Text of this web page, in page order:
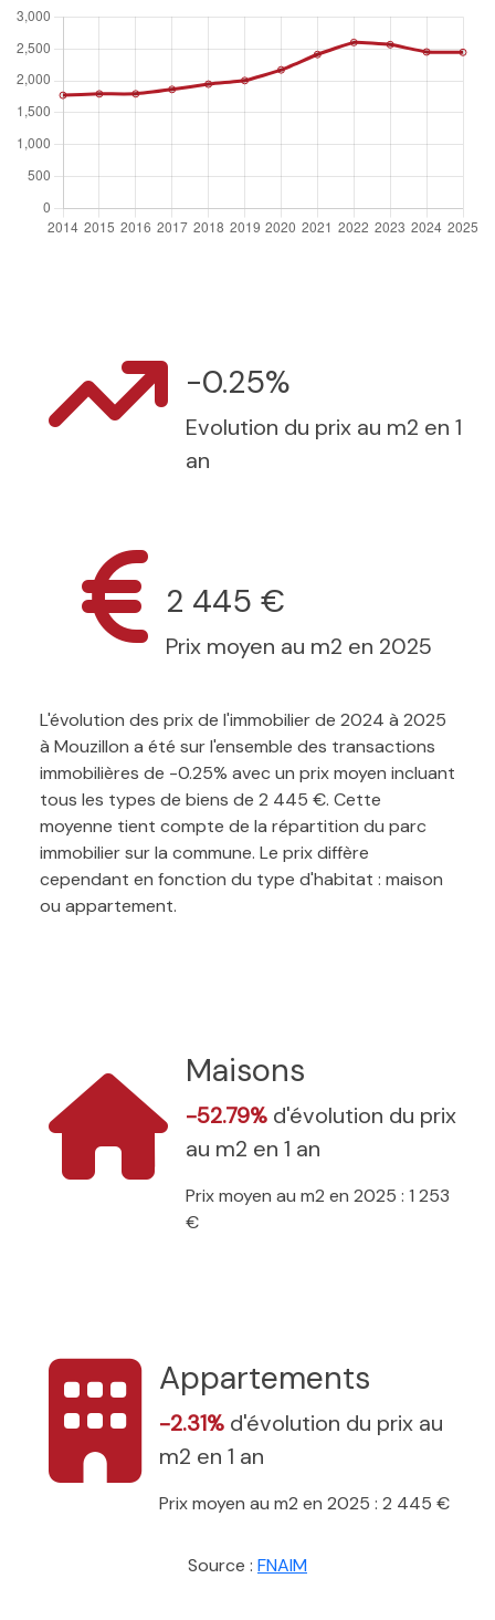
-0.25%
Evolution du prix au m2 en 1
an
2 445 €
Prix moyen au m2 en 2025
L'évolution des prix de l'immobilier de 2024 à 2025
à Mouzillon a été sur l'ensemble des transactions
immobilières de -0.25% avec un prix moyen incluant
tous les types de biens de 2 445 €. Cette
moyenne tient compte de la répartition du parc
immobilier sur la commune. Le prix diffère
cependant en fonction du type d'habitat : maison
ou appartement.
Maisons
-52.79% d'évolution du prix
au m2 en 1 an
Prix moyen au m2 en 2025 : 1 253
€
Appartements
-2.31% d'évolution du prix au
m2 en 1 an
Prix moyen au m2 en 2025 : 2 445 €
Source : FNAIM